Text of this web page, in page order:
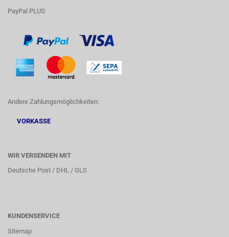
PayPal PLUS:
Andere Zahlungsmöglichkeiten:
VORKASSE
WIR VERSENDEN MIT
Deutsche Post / DHL / GLS
KUNDENSERVICE
Sitemap